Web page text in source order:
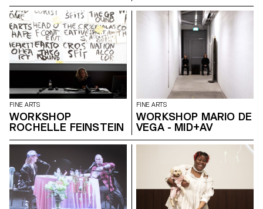
FINE ARTS
WORKSHOP
ROCHELLE FEINSTEIN
FINE ARTS
WORKSHOP MARIO DE
VEGA - MID+AV